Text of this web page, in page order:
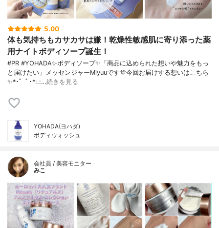
5.00
体も気持ちもカサカサは嫌！乾燥性敏感肌に寄り添った薬
用ナイトボディソープ誕生！
#PR #YOHADA✨ボディソープ✨「商品に込められた想いや魅力をもっ
と届けたい」メッセンジャーMiyuuです🫶今回お届けする想いはこちら
✨*･゜ﾟ･*:.:…続きを見る
YOHADA(ヨハダ)
ボディウォッシュ
会社員 / 美容モニター
みこ